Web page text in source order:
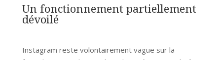
Un fonctionnement partiellement
dévoilé
Instagram reste volontairement vague sur la